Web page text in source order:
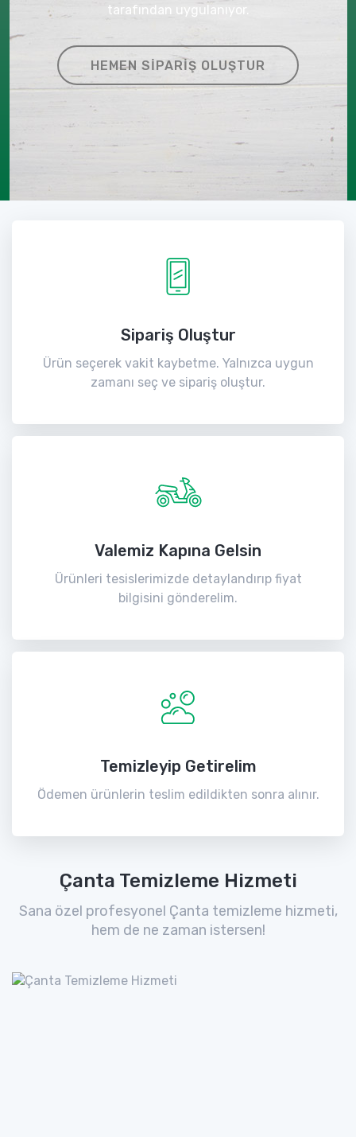
tarafından uygulanıyor.
HEMEN SIPARIŞ OLUŞTUR
Sipariş Oluştur
Ürün seçerek vakit kaybetme. Yalnızca uygun
zamanı seç ve sipariş oluştur.
Valemiz Kapına Gelsin
Ürünleri tesislerimizde detaylandırıp fiyat
bilgisini gönderelim.
Temizleyip Getirelim
Ödemen ürünlerin teslim edildikten sonra alınır.
Çanta Temizleme Hizmeti
Sana özel profesyonel Çanta temizleme hizmeti,
hem de ne zaman istersen!